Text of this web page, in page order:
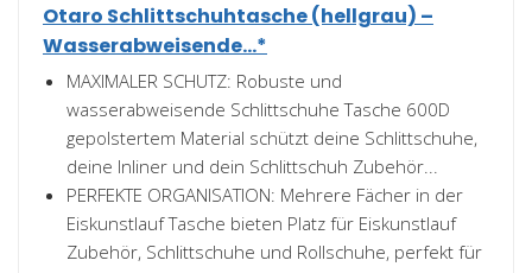
Otaro Schlittschuhtasche (hellgrau) –
Wasserabweisende...*
MAXIMALER SCHUTZ: Robuste und
wasserabweisende Schlittschuhe Tasche 600D
gepolstertem Material schützt deine Schlittschuhe,
deine Inliner und dein Schlittschuh Zubehör...
PERFEKTE ORGANISATION: Mehrere Fächer in der
Eiskunstlauf Tasche bieten Platz für Eiskunstlauf
Zubehör, Schlittschuhe und Rollschuhe, perfekt für